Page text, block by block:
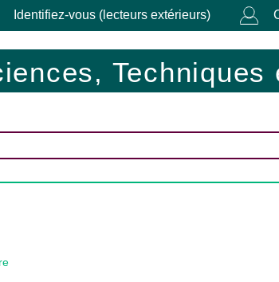
Identifiez-vous (lecteurs extérieurs)
Techniques